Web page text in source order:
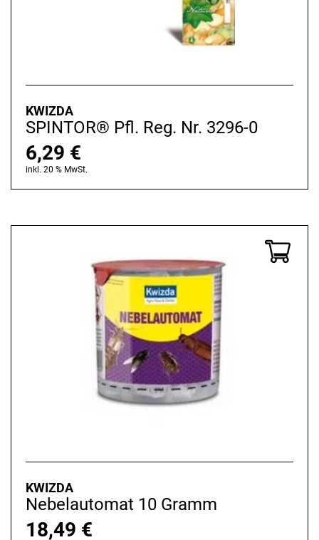
KWIZDA
SPINTOR® Pfl. Reg. Nr. 3296-0
6,29 €
inkl. 20 % MwSt.
KWIZDA
Nebelautomat 10 Gramm
18,49 €